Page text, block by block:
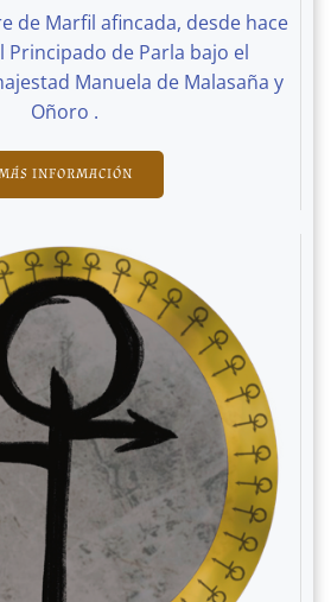
de Marfil afincada, desde hace
Principado de Parla bajo el
Manuela de Malasaña y
Oñoro .
INFORMACIÓN